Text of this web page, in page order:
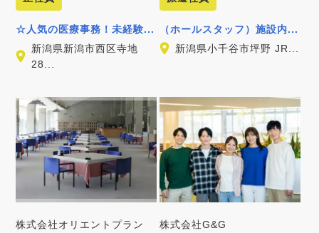
☆人気の医療事務！未経験...
新潟県新潟市西区寺地
28...
（ホールスタッフ）施設内...
新潟県小千谷市坪野 JR...
株式会社オリエントプラン 株式会社G&G